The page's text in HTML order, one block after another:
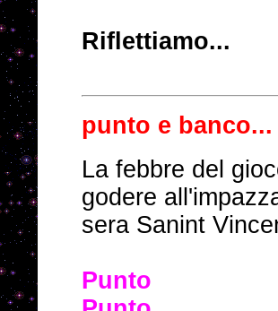
Riflettiamo...
punto e banco...
La febbre del
godere
sera Sanint
Punto